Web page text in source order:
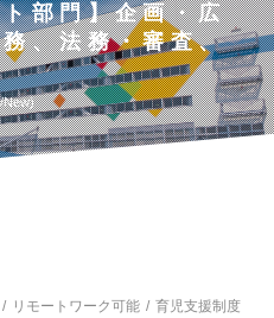
部門】企画・広
、法務・審査、
New
リモートワーク可能 育児支援制度